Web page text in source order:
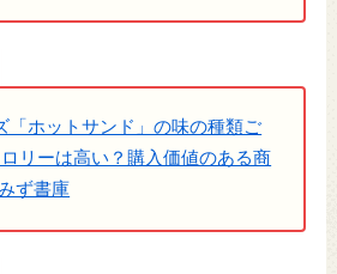
「ホットサンド」の味の種類ご
リーは高い？購入価値のある商
ず書庫